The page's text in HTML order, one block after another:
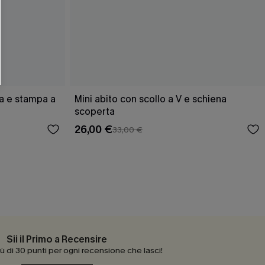
e stampa a
Mini abito con scollo a V e schiena
scoperta
26,00 €33,00 €
Sii il Primo a Recensire
di 30 punti per ogni recensione che lasci!
i nostri
valutare il livello di coinvolgimento,